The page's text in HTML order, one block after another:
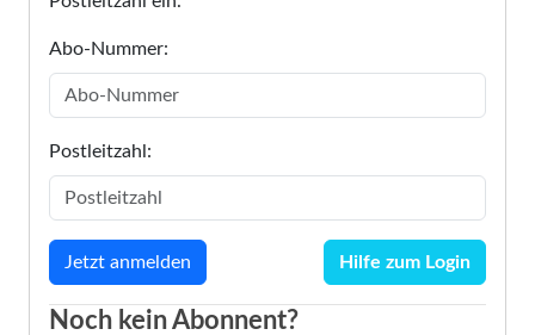
Abo-Nummer:
Postleitzahl:
Hilfe zum Login
Noch kein Abonnent?